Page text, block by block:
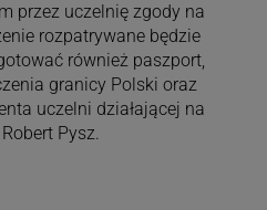
przez uczelnię zgody na
rozpatrywane będzie
również paszport,
granicy Polski oraz
uczelni działającej na
Pysz.